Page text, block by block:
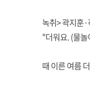
녹취> 곽지훈
"더워요. (물
때 이른 여름